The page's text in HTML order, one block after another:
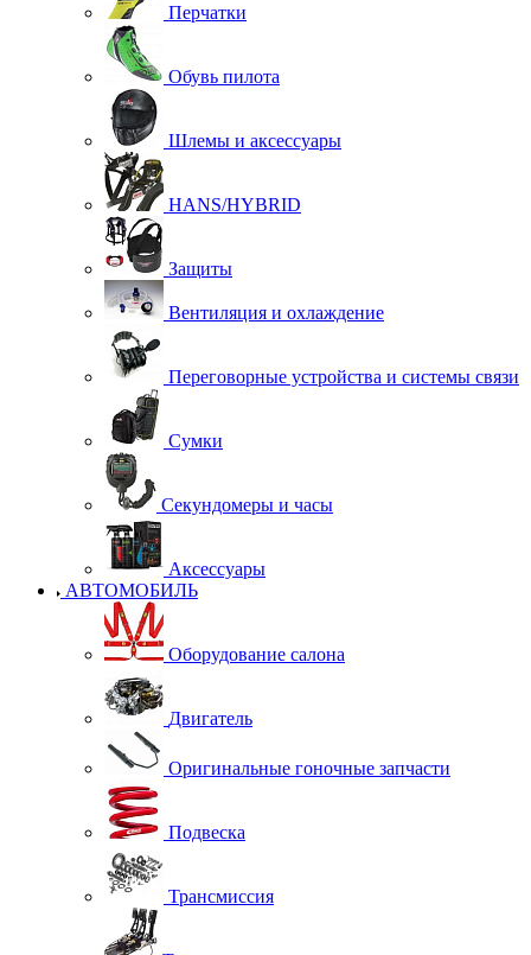
Перчатки
Обувь пилота
Шлемы и аксессуары
HANS/HYBRID
Защиты
Вентиляция и охлаждение
Переговорные устройства и системы связи
Сумки
Секундомеры и часы
Аксессуары
АВТОМОБИЛЬ
Оборудование салона
Двигатель
Оригинальные гоночные запчасти
Подвеска
Трансмиссия